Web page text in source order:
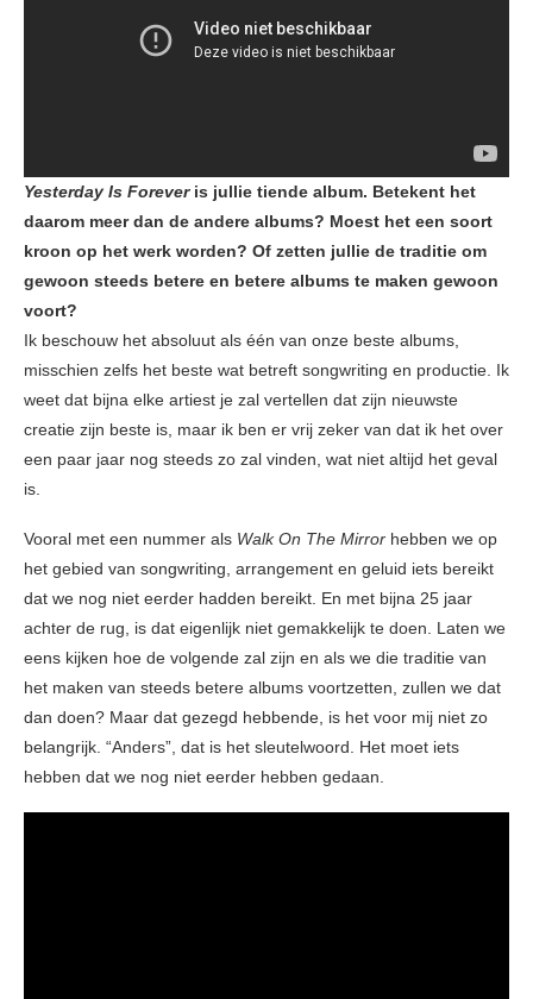
Yesterday Is Foreveris jullie tiende album. Betekent het
daarom meer dan de andere albums? Moest het een soort
kroon op het werk worden? Of zetten jullie de traditie om
gewoon steeds betere en betere albums te maken gewoon
voort?
Ik beschouw het absoluut als één van onze beste albums,
misschien zelfs het beste wat betreft songwriting en productie. Ik
weet dat bijna elke artiest je zal vertellen dat zijn nieuwste
creatie zijn beste is, maar ik ben er vrij zeker van dat ik het over
een paar jaar nog steeds zo zal vinden, wat niet altijd het geval
is.
Vooral met een nummer als Walk On The Mirror hebben we op
het gebied van songwriting, arrangement en geluid iets bereikt
dat we nog niet eerder hadden bereikt. En met bijna 25 jaar
achter de rug, is dat eigenlijk niet gemakkelijk te doen. Laten we
eens kijken hoe de volgende zal zijn en als we die traditie van
het maken van steeds betere albums voortzetten, zullen we dat
dan doen? Maar dat gezegd hebbende, is het voor mij niet zo
belangrijk. “Anders”, dat is het sleutelwoord. Het moet iets
hebben dat we nog niet eerder hebben gedaan.